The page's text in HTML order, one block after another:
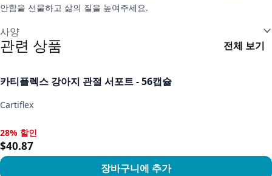
안함을 선물하고 삶의 질을 높여주세요.
사양
관련 상품 전체 보기
카티플렉스 강아지 관절 서포트 - 56캡슐
Cartiflex
28% 할인, $40.87
28% 할인
$40.87
장바구니에 추가